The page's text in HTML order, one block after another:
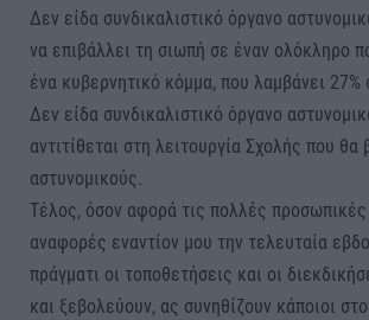
Δεν είδα συνδικαλιστικό όργανο
να επιβάλλει τη σιωπή σε έναν ολόκληρο
ένα κυβερνητικό κόμμα, που λαμβάνει 27%
Δεν είδα συνδικαλιστικό όργανο
αντιτίθεται στη λειτουργία Σχολής που θα
αστυνομικούς.
Τέλος, όσον αφορά τις πολλές προσωπικές
αναφορές εναντίον μου την τελευταία
πράγματι οι τοποθετήσεις και οι
και ξεβολεύουν, ας συνηθίζουν κάποιοι